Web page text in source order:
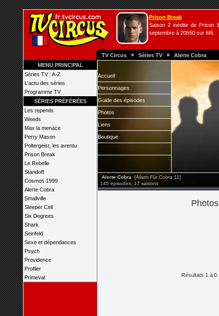
Prison Break
Saison 2 inédite de Prison
septembre à 20h50 sur M6.
TV Circus » Séries TV » Alerte Cobra
MENU PRINCIPAL
Séries TV : A-Z
L'actu des séries
Programme TV
SÉRIES PRÉFÉRÉES
Les repentis
Weeds
Max la menace
Perry Mason
Poltergeist, les aventu
Prison Break
Le Rebelle
Standoff
Cosmos 1999
Alerte Cobra
Smallville
Sleeper Cell
Six Degrees
Shark
Seinfeld
Sexe et dépendances
Psych
Providence
Profiler
Primeval
Accueil
Personnages
Guide des épisodes
Photos
Liens
Boutique
Alerte Cobra
[Alarm Für Cobra 11]
145 épisodes, 17 saisons
Résultats 1 à 0